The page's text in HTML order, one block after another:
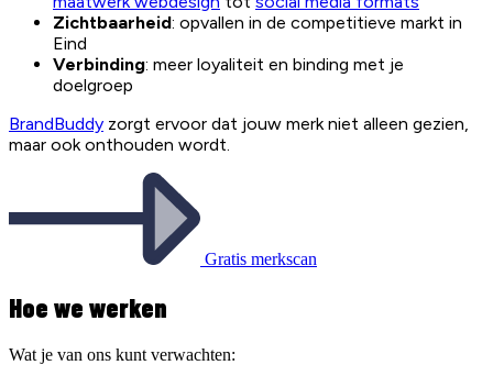
Zichtbaarheid: opvallen in de competitieve markt in
Eind
Verbinding: meer loyaliteit en binding met je
doelgroep
BrandBuddy zorgt ervoor dat jouw merk niet alleen gezien,
maar ook onthouden wordt.
Gratis merkscan
Hoe we werken
Wat je van ons kunt verwachten: